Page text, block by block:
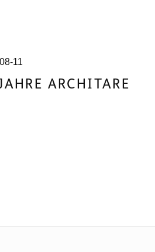
11
ARCHITARE